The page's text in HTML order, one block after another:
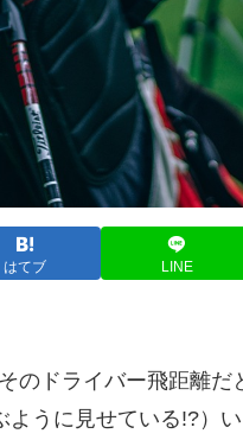
はてブ LINE
のドライバー飛距離だ
うに見せている!?）